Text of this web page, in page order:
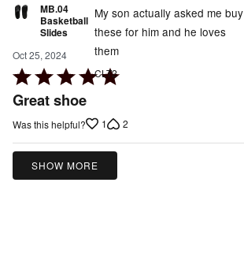
MB.04
Basketball
Slides
Oct 25, 2024
Rated
5
of
5
Great shoe
My son actually asked me buy
these for him and he loves
them
CLT2
Was this helpful? 1 2
SHOW MORE